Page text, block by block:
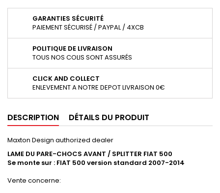
GARANTIES SÉCURITÉ
PAIEMENT SÉCURISÉ / PAYPAL / 4XCB
POLITIQUE DE LIVRAISON
TOUS NOS COLIS SONT ASSURÉS
CLICK AND COLLECT
ENLEVEMENT A NOTRE DEPOT LIVRAISON 0€
DESCRIPTION DÉTAILS DU PRODUIT
Maxton Design authorized dealer
LAME DU PARE-CHOCS AVANT / SPLITTER FIAT 500
Se monte sur : FIAT 500 version standard 2007-2014
Vente concerne: